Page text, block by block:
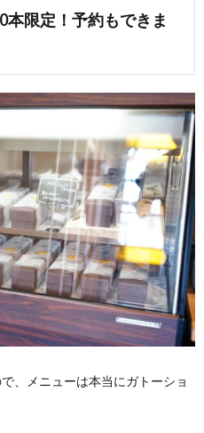
本限定！予約もできま
、メニューは本当にガトーショ